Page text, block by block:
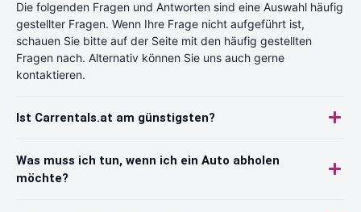
Die folgenden Fragen und Antworten sind eine Auswahl häufig
gestellter Fragen. Wenn Ihre Frage nicht aufgeführt ist,
schauen Sie bitte auf der Seite mit den häufig gestellten
Fragen nach. Alternativ können Sie uns auch gerne
kontaktieren.
Ist Carrentals.at am günstigsten?
Was muss ich tun, wenn ich ein Auto abholen
möchte?